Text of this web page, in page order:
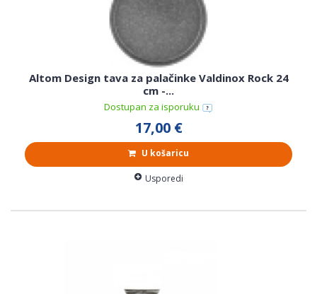
Altom Design tava za palačinke Valdinox Rock 24
cm -...
Dostupan za isporuku
17,00 €
U košaricu
Usporedi